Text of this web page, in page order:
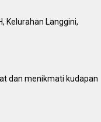
Kelurahan Langgini,
dan menikmati kudapan